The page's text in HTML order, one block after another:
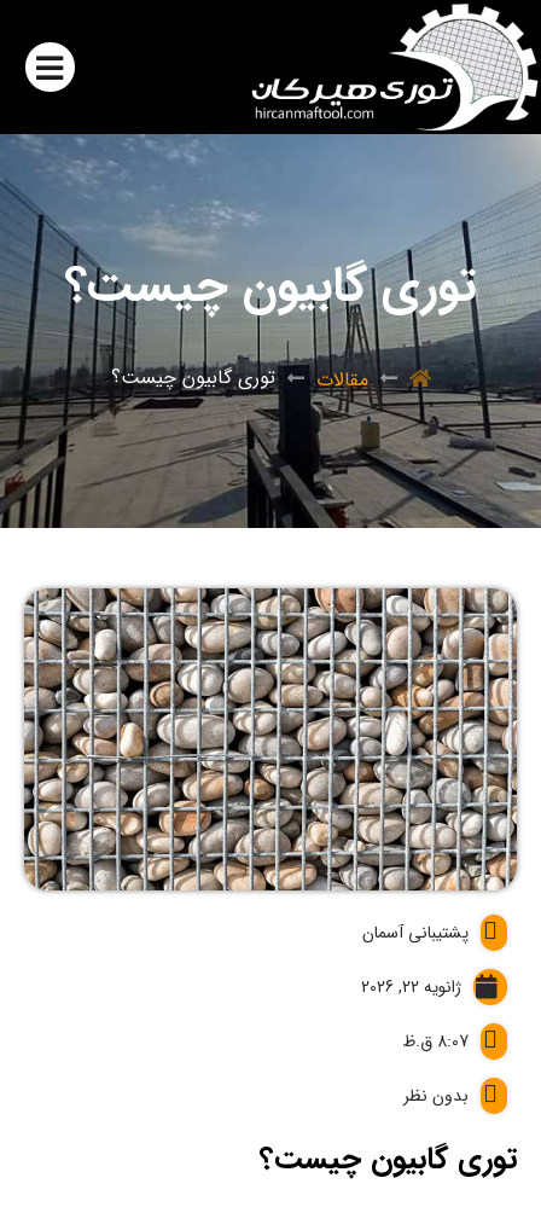
توری گابیون چیست؟
مقالات توری گابیون چیست؟
پشتیبانی آسمان
ژانویه 22, 2026
8:07 ق.ظ
بدون نظر
توری گابیون چیست؟